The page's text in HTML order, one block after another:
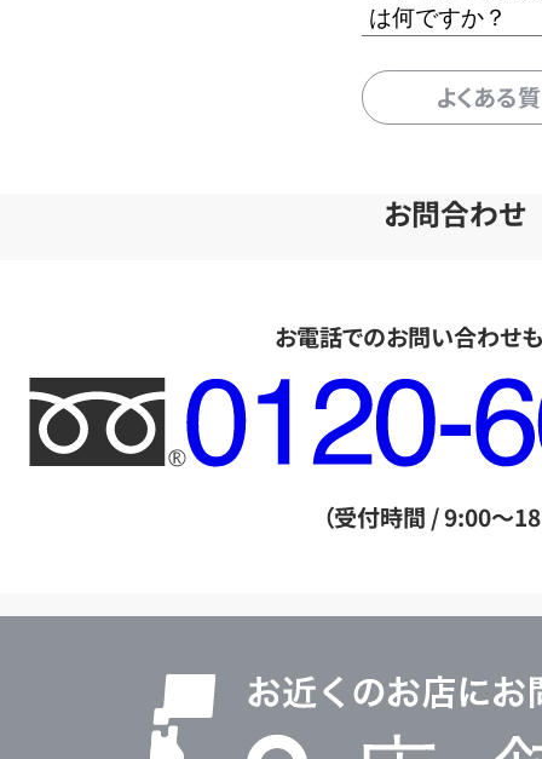
は何ですか？
よくある
お問合わせ
お電話でのお問い合わせ
フ
リ
ー
ル
（受付時間 / 9:00～